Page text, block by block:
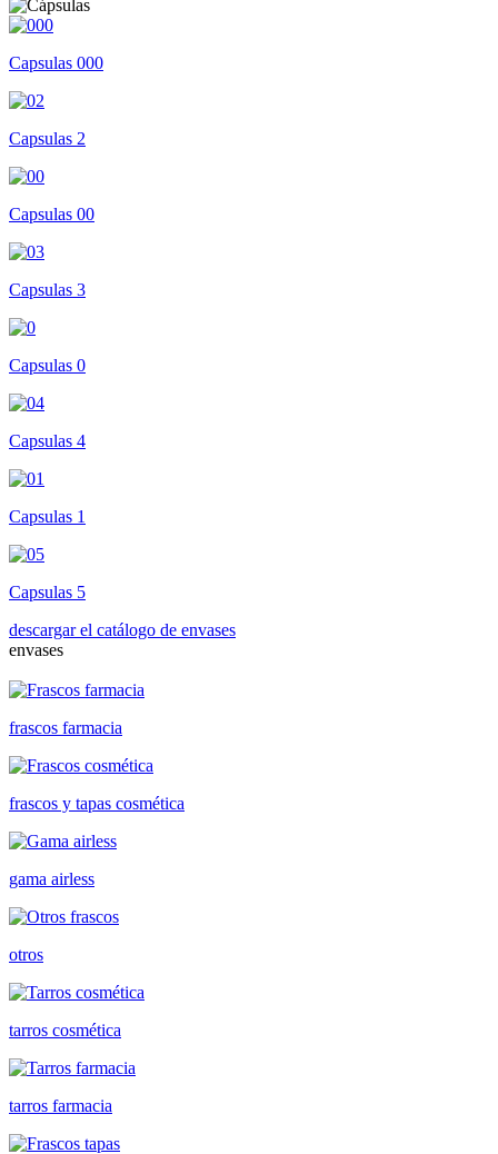
Capsulas 000
Capsulas 2
Capsulas 00
Capsulas 3
Capsulas 0
Capsulas 4
Capsulas 1
Capsulas 5
descargar el catálogo de envases
envases
frascos farmacia
frascos y tapas cosmética
gama airless
otros
tarros cosmética
tarros farmacia